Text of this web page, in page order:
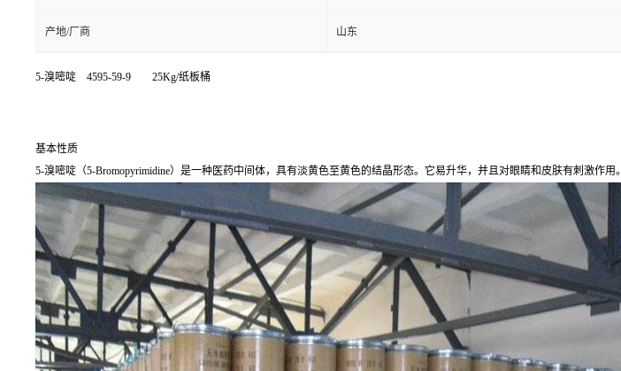
产地/厂商 山东
5-溴嘧啶 4595-59-9 25Kg/纸板桶
基本性质
5-溴嘧啶（5-Bromopyrimidine）是一种医药中间体，具有淡黄色至黄色的结晶形态。它易升华，并且对眼睛和皮肤有刺激作用。